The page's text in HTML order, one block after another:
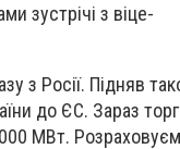
зустрічі з віце-
з Росії. Підняв
до ЄС. Зараз
МВт.